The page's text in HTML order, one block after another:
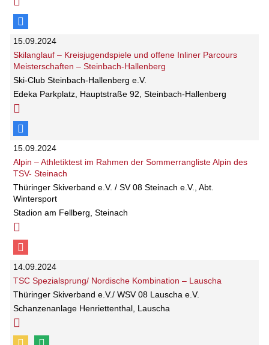
15.09.2024
Skilanglauf – Kreisjugendspiele und offene Inliner Parcours
Meisterschaften – Steinbach-Hallenberg
Ski-Club Steinbach-Hallenberg e.V.
Edeka Parkplatz, Hauptstraße 92, Steinbach-Hallenberg
15.09.2024
Alpin – Athletiktest im Rahmen der Sommerrangliste Alpin des
TSV- Steinach
Thüringer Skiverband e.V. / SV 08 Steinach e.V., Abt.
Wintersport
Stadion am Fellberg, Steinach
14.09.2024
TSC Spezialsprung/ Nordische Kombination – Lauscha
Thüringer Skiverband e.V./ WSV 08 Lauscha e.V.
Schanzenanlage Henriettenthal, Lauscha